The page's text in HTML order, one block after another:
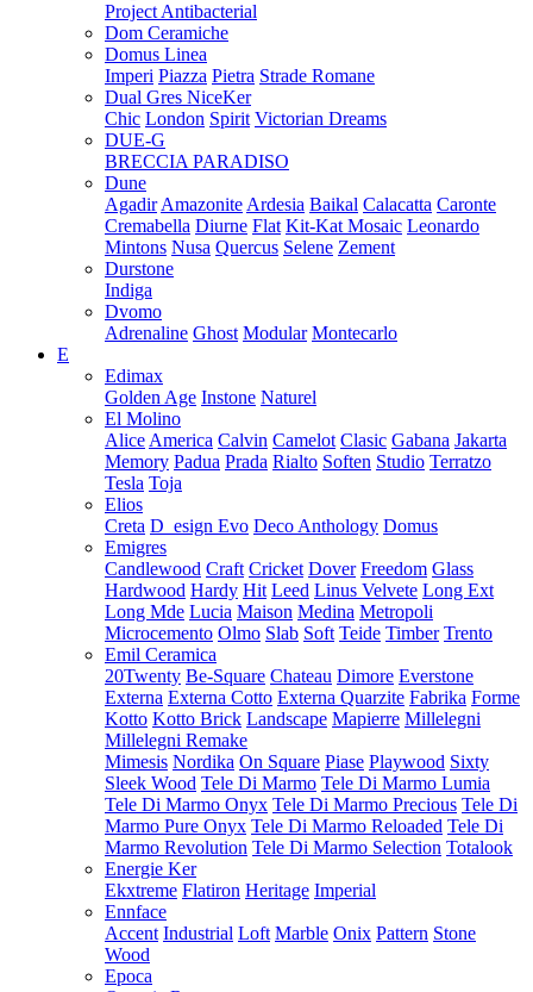
Project Antibacterial
Dom Ceramiche
Domus Linea
Imperi Piazza Pietra Strade Romane
Dual Gres NiceKer
Chic London Spirit Victorian Dreams
DUE-G
BRECCIA PARADISO
Dune
Agadir Amazonite Ardesia Baikal Calacatta Caronte
Cremabella Diurne Flat Kit-Kat Mosaic Leonardo
Mintons Nusa Quercus Selene Zement
Durstone
Indiga
Dvomo
Adrenaline Ghost Modular Montecarlo
E
Edimax
Golden Age Instone Naturel
El Molino
Alice America Calvin Camelot Clasic Gabana Jakarta
Memory Padua Prada Rialto Soften Studio Terratzo
Tesla Toja
Elios
Creta D_esign Evo Deco Anthology Domus
Emigres
Candlewood Craft Cricket Dover Freedom Glass
Hardwood Hardy Hit Leed Linus Velvete Long Ext
Long Mde Lucia Maison Medina Metropoli
Microcemento Olmo Slab Soft Teide Timber Trento
Emil Ceramica
20Twenty Be-Square Chateau Dimore Everstone
Externa Externa Cotto Externa Quarzite Fabrika Forme
Kotto Kotto Brick Landscape Mapierre Millelegni
Millelegni Remake
Mimesis Nordika On Square Piase Playwood Sixty
Sleek Wood Tele Di Marmo Tele Di Marmo Lumia
Tele Di Marmo Onyx Tele Di Marmo Precious Tele Di
Marmo Pure Onyx Tele Di Marmo Reloaded Tele Di
Marmo Revolution Tele Di Marmo Selection Totalook
Energie Ker
Ekxtreme Flatiron Heritage Imperial
Ennface
Accent Industrial Loft Marble Onix Pattern Stone
Wood
Epoca